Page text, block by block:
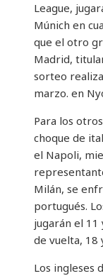
League,
Múnich en
que el otro
Madrid,
sorteo
marzo. en
Para los
choque de
el Napoli,
Milán, se
portugués.
jugarán el
de vuelta, 18
Los ingleses